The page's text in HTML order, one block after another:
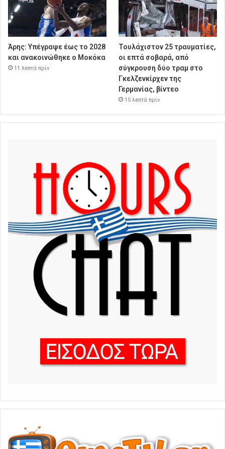
Άρης: Υπέγραψε έως το 2028
και ανακοινώθηκε ο Μοκόκα
11 λεπτά πρίν
Τουλάχιστον 25 τραυματίες,
οι επτά σοβαρά, από
σύγκρουση δύο τραμ στο
Γκελζενκίρχεν της
Γερμανίας, βίντεο
15 λεπτά πρίν